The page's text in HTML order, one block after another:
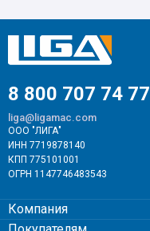
8 800 707 74 77
liga@ligamac.com
ООО "ЛИГА"
ИНН 7719878140
КПП 775101001
ОГРН 1147746483543
Компания